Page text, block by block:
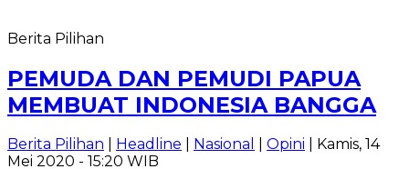
Berita Pilihan
PEMUDA DAN PEMUDI PAPUA
MEMBUAT INDONESIA BANGGA
Berita Pilihan Headline Nasional Opini | Kamis, 14
Mei 2020 - 15:20 WIB